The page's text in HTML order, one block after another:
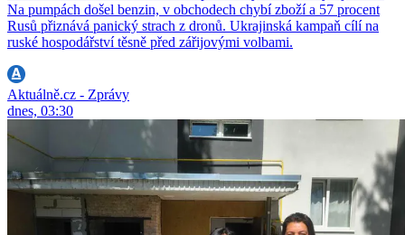
Na pumpách došel benzin, v obchodech chybí zboží a 57 procent
Rusů přiznává panický strach z dronů. Ukrajinská kampaň cílí na
ruské hospodářství těsně před zářijovými volbami.
Aktuálně.cz - Zprávy
dnes, 03:30